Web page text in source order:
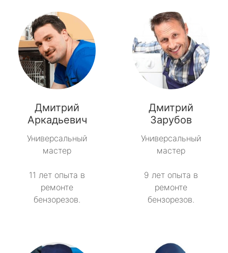
Дмитрий
Аркадьевич
Универсальный
мастер
11 лет опыта в
ремонте
бензорезов.
Дмитрий
Зарубов
Универсальный
мастер
9 лет опыта в
ремонте
бензорезов.